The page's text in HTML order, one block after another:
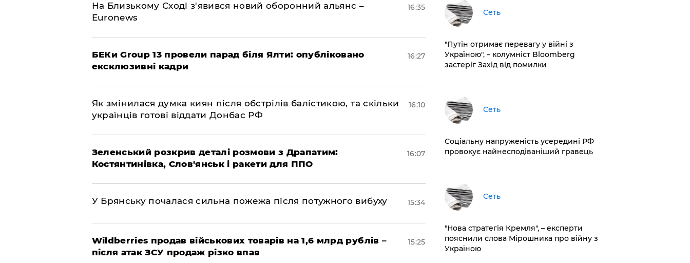
На Близькому Сході з'явився новий оборонний альянс –
Euronews
16:35
БЕКи Group 13 провели парад біля Ялти: опубліковано
ексклюзивні кадри
16:27
Як змінилася думка киян після обстрілів балістикою, та скільки
українців готові віддати Донбас РФ
16:10
Зеленський розкрив деталі розмови з Драпатим:
Костянтинівка, Слов'янськ і ракети для ППО
16:07
У Брянську почалася сильна пожежа після потужного вибуху 15:34
Wildberries продав військових товарів на 1,6 млрд рублів –
після атак ЗСУ продаж різко впав
15:25
Сеть
"Путін отримає перевагу у війні з
Україною", – колумніст Bloomberg
застеріг Захід від помилки
Сеть
Соціальну напруженість усередині РФ
провокує найнесподіваніший гравець
Сеть
"Нова стратегія Кремля", – експерти
пояснили слова Мірошника про війну з
Україною